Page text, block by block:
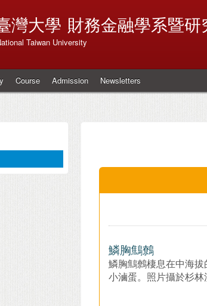
灣大學 財務金融學系暨研
Taiwan University
Course Admission Newsletters
鱗胸鷦鷯
鱗胸鷦鷯棲息在中海
小滷蛋。照片攝於杉林